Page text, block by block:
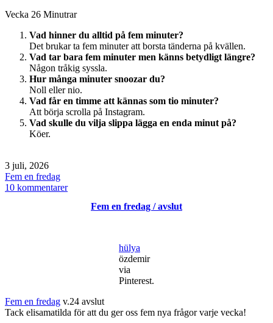
Vecka 26 Minutrar
Vad hinner du alltid på fem minuter?
Det brukar ta fem minuter att borsta tänderna på kvällen.
Vad tar bara fem minuter men känns betydligt längre?
Någon tråkig syssla.
Hur många minuter snoozar du?
Noll eller nio.
Vad får en timme att kännas som tio minuter?
Att börja scrolla på Instagram.
Vad skulle du vilja slippa lägga en enda minut på?
Köer.
Publicerat
den
3 juli, 2026
Kategoriserat
som
Fem en fredag
10 kommentarertill
Fem en fredag / avslut
hülya
özdemir
via
Pinterest.
Fem en fredag v.24 avslut
Tack elisamatilda för att du ger oss fem nya frågor varje vecka!